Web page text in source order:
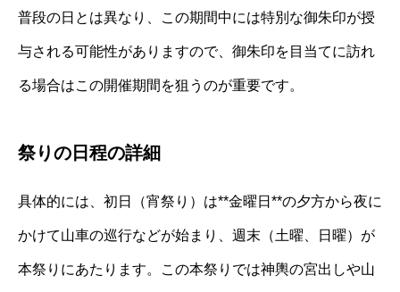
普段の日とは異なり、この期間中には特別な御朱印が授
与される可能性がありますので、御朱印を目当てに訪れ
る場合はこの開催期間を狙うのが重要です。
祭りの日程の詳細
具体的には、初日（宵祭り）は**金曜日**の夕方から夜に
かけて山車の巡行などが始まり、週末（土曜、日曜）が
本祭りにあたります。この本祭りでは神輿の宮出しや山